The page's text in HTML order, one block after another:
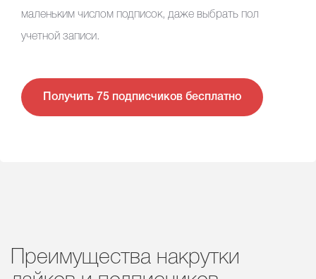
маленьким числом подписок, даже выбрать пол
учетной записи.
Получить 75 подписчиков бесплатно
Преимущества накрутки